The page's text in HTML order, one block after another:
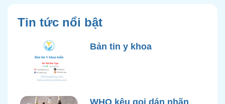
Tin tức nổi bật
Bản tin y khoa
WHO kêu gọi dán nhãn